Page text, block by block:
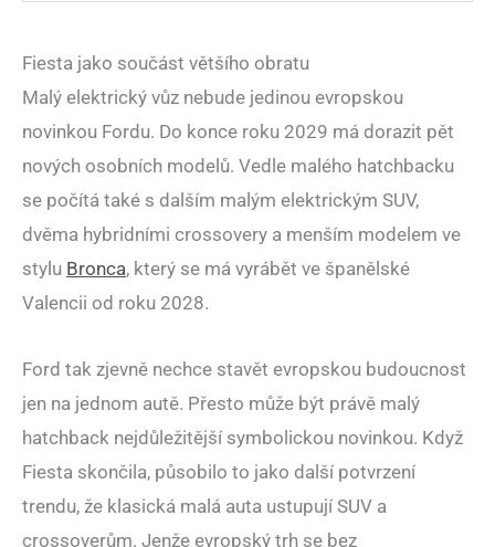
Fiesta jako součást většího obratu
Malý elektrický vůz nebude jedinou evropskou
novinkou Fordu. Do konce roku 2029 má dorazit pět
nových osobních modelů. Vedle malého hatchbacku
se počítá také s dalším malým elektrickým SUV,
dvěma hybridními crossovery a menším modelem ve
stylu Bronca, který se má vyrábět ve španělské
Valencii od roku 2028.
Ford tak zjevně nechce stavět evropskou budoucnost
jen na jednom autě. Přesto může být právě malý
hatchback nejdůležitější symbolickou novinkou. Když
Fiesta skončila, působilo to jako další potvrzení
trendu, že klasická malá auta ustupují SUV a
crossoverům. Jenže evropský trh se bez